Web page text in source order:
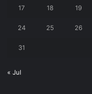
17 18 19
24 25 26
31
« Jul